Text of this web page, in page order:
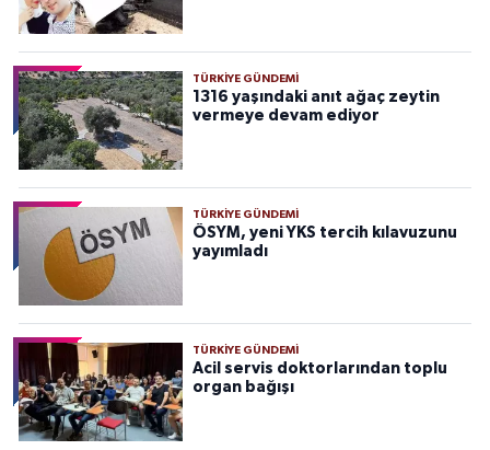
TÜRKIYE GÜNDEMI
1316 yaşındaki anıt ağaç zeytin
vermeye devam ediyor
TÜRKIYE GÜNDEMI
ÖSYM, yeni YKS tercih kılavuzunu
yayımladı
TÜRKIYE GÜNDEMI
Acil servis doktorlarından toplu
organ bağışı